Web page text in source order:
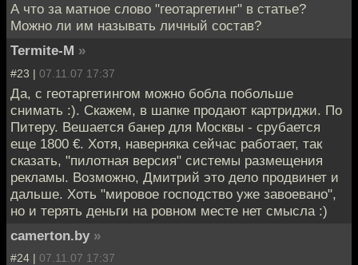
А что за матное слово "геотаргетинг" в статье?
Можно ли им называть личный состав?
Termite-M »
#23 | 07.11.07 17:37
Да, с геотаргетингом можно бобла побольше
снимать :). Скажем, в шапке продают картриджи. По
Питеру. Вешается банер для Москвы - срубается
еще 1800 €. Хотя, наверняка сейчас работает, так
сказать, "пилотная версия" системы размещения
рекламы. Возможно, Дмитрий это дело продвинет и
дальше. Хоть "мировое господство уже завоевано",
но и терять деньги на ровном месте нет смысла :)
camerton.by »
#24 | 07.11.07 17:37